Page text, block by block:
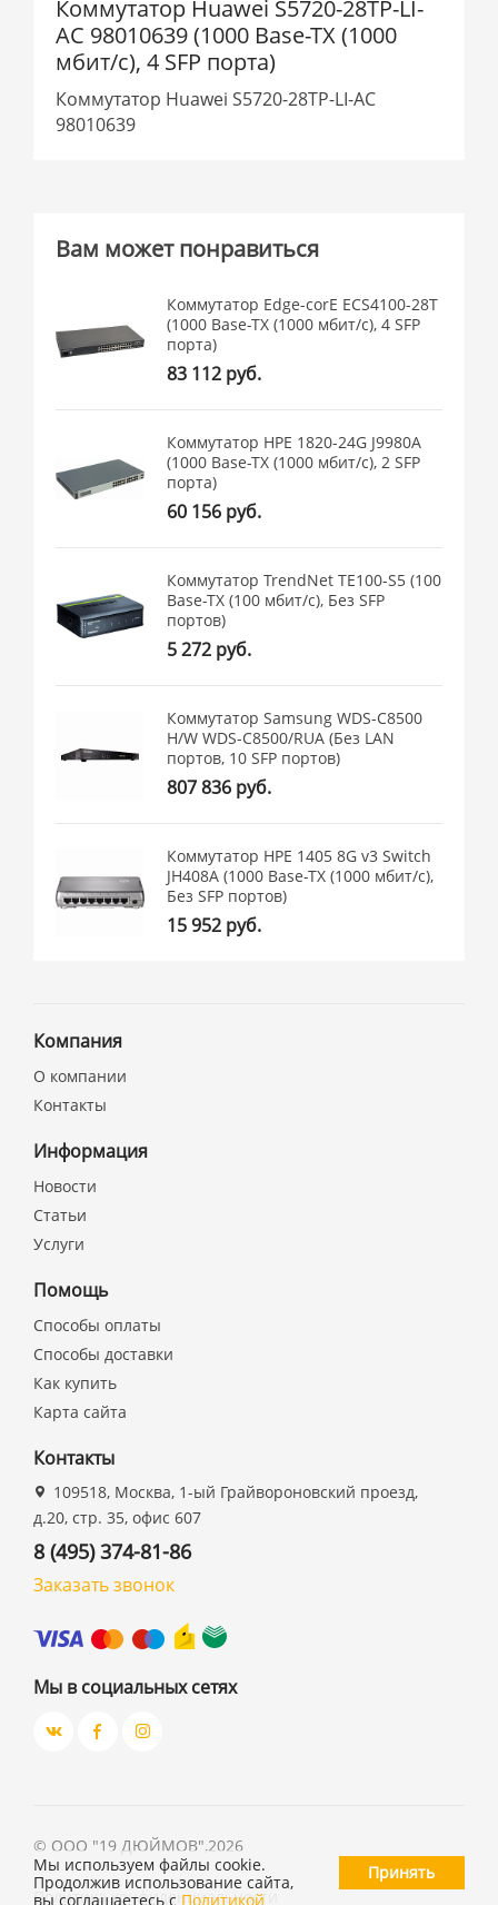
Коммутатор Huawei S5720-28TP-LI-
AC 98010639 (1000 Base-TX (1000
мбит/с), 4 SFP порта)
Коммутатор Huawei S5720-28TP-LI-AC
98010639
Вам может понравиться
Коммутатор Edge-corE ECS4100-28T
(1000 Base-TX (1000 мбит/с), 4 SFP
порта)
83 112 руб.
Коммутатор HPE 1820-24G J9980A
(1000 Base-TX (1000 мбит/с), 2 SFP
порта)
60 156 руб.
Коммутатор TrendNet TE100-S5 (100
Base-TX (100 мбит/с), Без SFP
портов)
5 272 руб.
Коммутатор Samsung WDS-C8500
H/W WDS-C8500/RUA (Без LAN
портов, 10 SFP портов)
807 836 руб.
Коммутатор HPE 1405 8G v3 Switch
JH408A (1000 Base-TX (1000 мбит/с),
Без SFP портов)
15 952 руб.
Компания
О компании
Контакты
Информация
Новости
Статьи
Услуги
Помощь
Способы оплаты
Способы доставки
Как купить
Карта сайта
Контакты
109518, Москва, 1-ый Грайвороновский проезд,
д.20, стр. 35, офис 607
8 (495) 374-81-86
Заказать звонок
Мы в социальных сетях
© ООО "19 ДЮЙМОВ",2026
Политика конфиденциальности
Мы используем файлы cookie.
Продолжив использование сайта,
вы соглашаетесь с Политикой
Принять